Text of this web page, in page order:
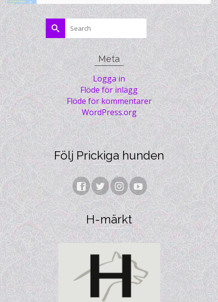
Search
for:
Meta
Logga in
Flöde för inlägg
Flöde för kommentarer
WordPress.org
Följ Prickiga hunden
H-märkt